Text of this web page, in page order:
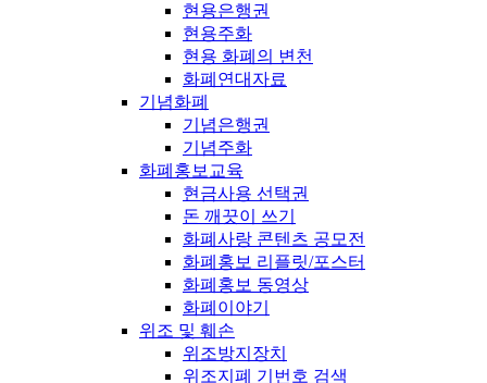
현용은행권
현용주화
현용 화폐의 변천
화폐연대자료
기념화폐
기념은행권
기념주화
화폐홍보교육
현금사용 선택권
돈 깨끗이 쓰기
화폐사랑 콘텐츠 공모전
화폐홍보 리플릿/포스터
화폐홍보 동영상
화폐이야기
위조 및 훼손
위조방지장치
위조지폐 기번호 검색